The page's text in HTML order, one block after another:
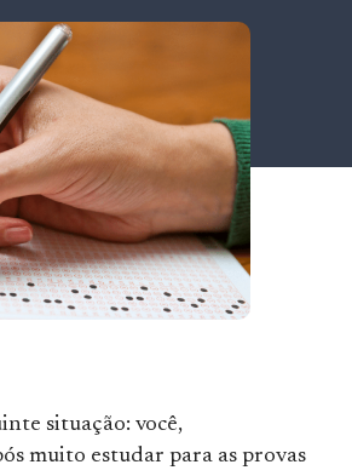
situação: você,
muito estudar para as provas